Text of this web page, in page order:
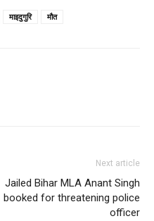
माइदुगुरि मौत
Next article
Jailed Bihar MLA Anant Singh
booked for threatening police
officer